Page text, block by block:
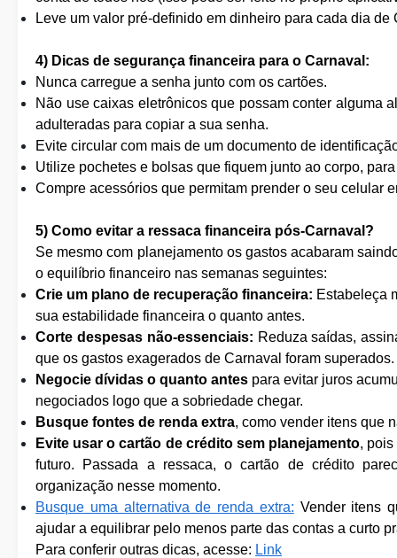
Leve um valor pré-definido em dinheiro para cada dia
4) Dicas de segurança financeira para o Carnaval:
Nunca carregue a senha junto com os cartões.
Não use caixas eletrônicos que possam conter alguma
adulteradas para copiar a sua senha.
Evite circular com mais de um documento de
Utilize pochetes e bolsas que fiquem junto ao corpo,
Compre acessórios que permitam prender o seu celular
5) Como evitar a ressaca financeira pós-Carnaval?
Se mesmo com planejamento os gastos acabaram
o equilíbrio financeiro nas semanas seguintes:
Crie um plano de recuperação financeira: Estabeleça
sua estabilidade financeira o quanto antes.
Corte despesas não-essenciais: Reduza saídas,
que os gastos exagerados de Carnaval foram superados.
Negocie dívidas o quanto antes para evitar juros
negociados logo que a sobriedade chegar.
Busque fontes de renda extra, como vender itens que
Evite usar o cartão de crédito sem planejamento, pois
futuro. Passada a ressaca, o cartão de crédito
organização nesse momento.
Busque uma alternativa de renda extra: Vender itens
ajudar a equilibrar pelo menos parte das contas a curto
Para conferir outras dicas, acesse: Link